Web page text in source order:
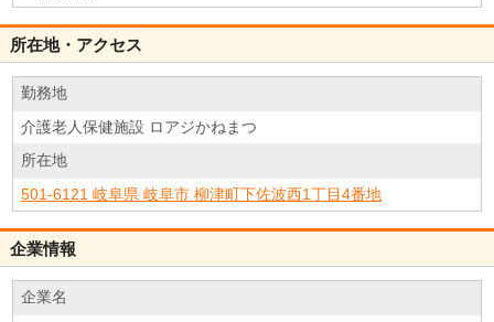
所在地・アクセス
勤務地
介護老人保健施設 ロアジかねまつ
所在地
501-6121 岐阜県 岐阜市 柳津町下佐波西1丁目4番地
企業情報
企業名